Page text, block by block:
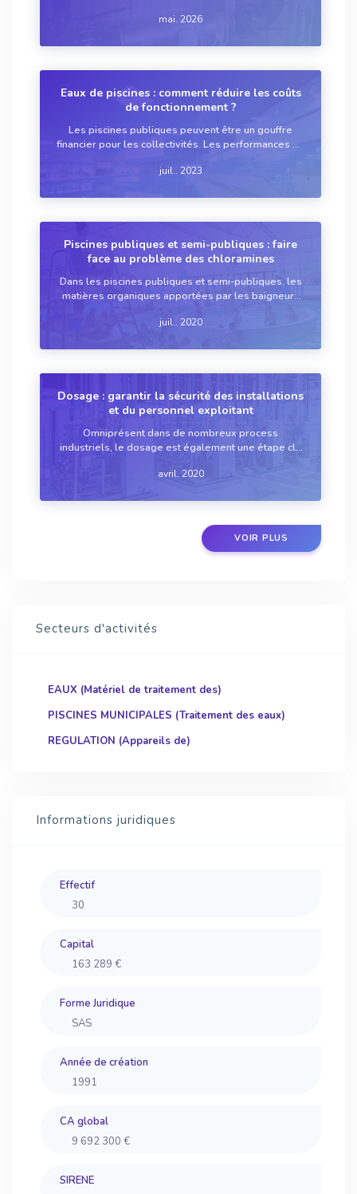
d’exploitation. Longtemps centrée sur le seul
mai. 2026
Eaux de piscines : comment réduire les coûts
de fonctionnement ?
Les piscines publiques peuvent être un gouffre
financier pour les collectivités. Les performances du
coûts de fonctionnement, comme le suivi de la
juil.. 2023
Piscines publiques et semi-publiques : faire
face au problème des chloramines
Dans les piscines publiques et semi-publiques, les
matières organiques apportées par les baigneurs
peuvent occasionner une gêne pour les utilisateurs,
juil.. 2020
Dosage : garantir la sécurité des installations
et du personnel exploitant
Omniprésent dans de nombreux process
industriels, le dosage est également une étape clé
d’eaux usées, d’eaux industrielles ou de loisirs. De
avril. 2020
VOIR PLUS
Secteurs d'activités
EAUX (Matériel de traitement des)
PISCINES MUNICIPALES (Traitement des eaux)
REGULATION (Appareils de)
Informations juridiques
Effectif
30
Capital
163 289 €
Forme Juridique
SAS
Année de création
1991
CA global
9 692 300 €
SIRENE